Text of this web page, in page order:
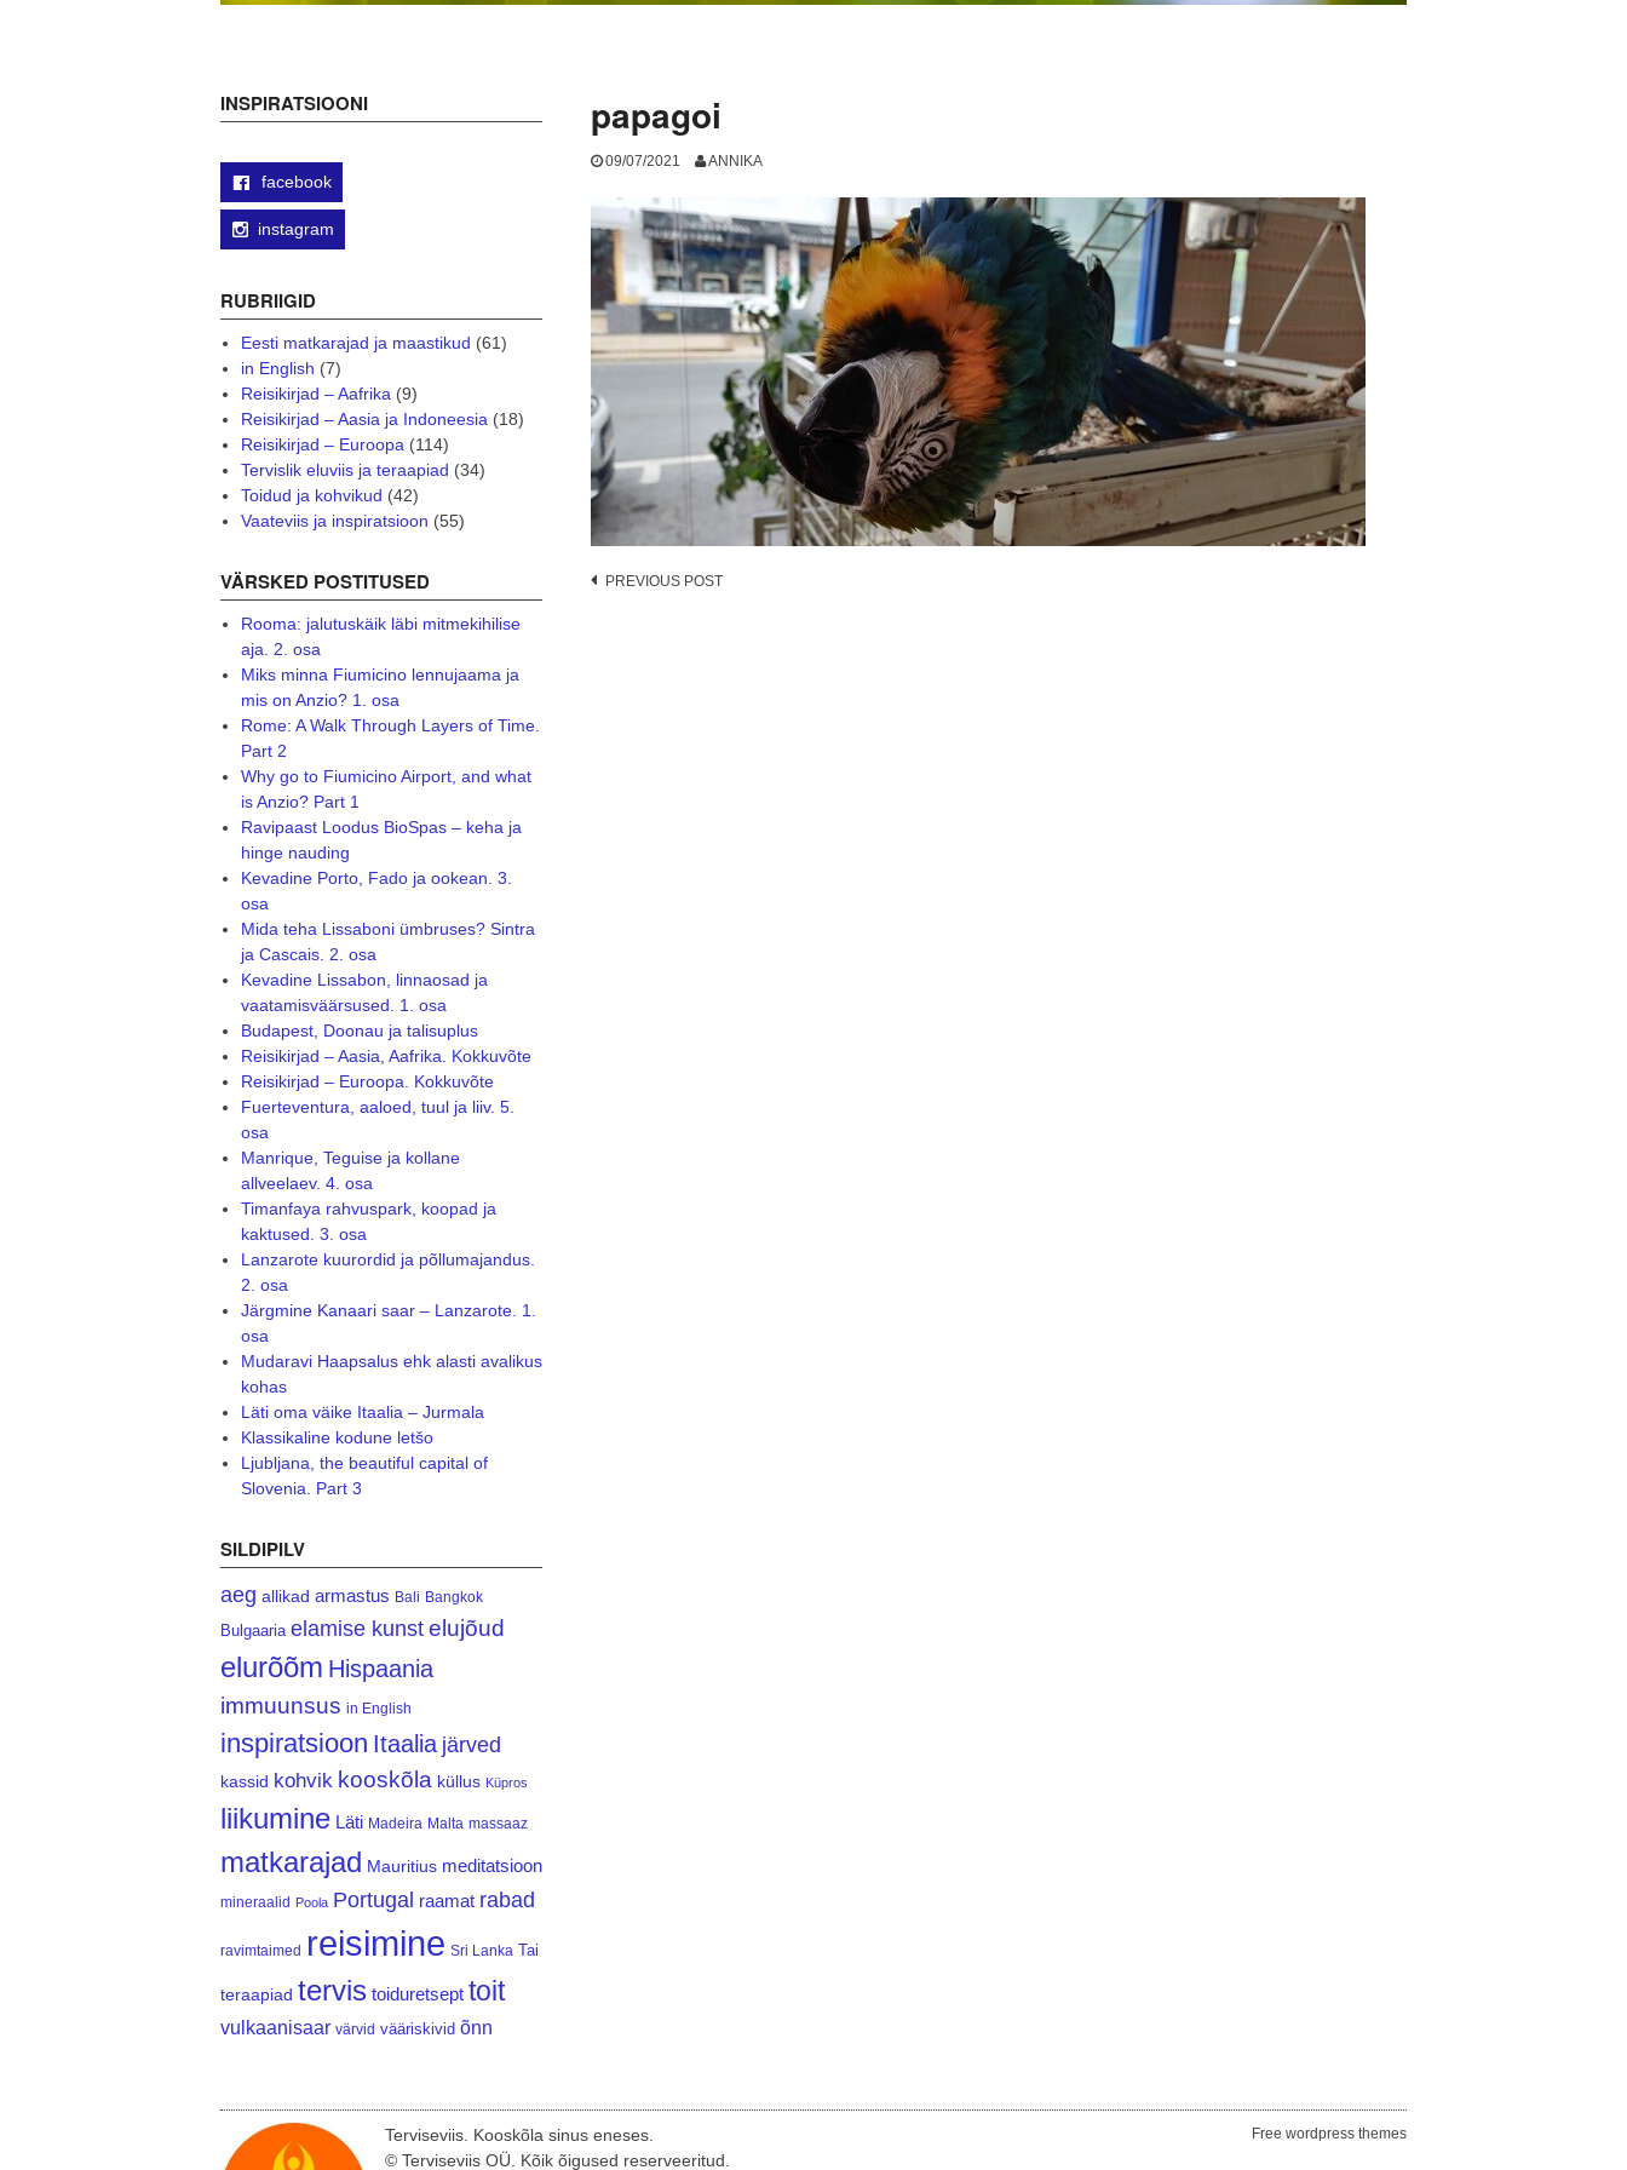
papagoi
09/07/2021 ANNIKA
Post
PREVIOUS POST
INSPIRATSIOONI
facebook
instagram
RUBRIIGID
Eesti matkarajad ja maastikud (61)
in English (7)
Reisikirjad – Aafrika(9)
Reisikirjad – Aasia ja Indoneesia(18)
Reisikirjad – Euroopa(114)
Tervislik eluviis ja teraapiad (34)
Toidud ja kohvikud (42)
Vaateviis ja inspiratsioon (55)
VÄRSKED POSTITUSED
Rooma: jalutuskäik läbi mitmekihilise
aja. 2. osa
Miks minna Fiumicino lennujaama ja
mis on Anzio? 1. osa
Rome: A Walk Through Layers of Time.
Part 2
Why go to Fiumicino Airport, and what
is Anzio? Part 1
Ravipaast Loodus BioSpas – keha ja
hinge nauding
Kevadine Porto, Fado ja ookean. 3.
osa
Mida teha Lissaboni ümbruses? Sintra
ja Cascais. 2. osa
Kevadine Lissabon, linnaosad ja
vaatamisväärsused. 1. osa
Budapest, Doonau ja talisuplus
Reisikirjad – Aasia, Aafrika. Kokkuvõte
Reisikirjad – Euroopa. Kokkuvõte
Fuerteventura, aaloed, tuul ja liiv. 5.
osa
Manrique, Teguise ja kollane
allveelaev. 4. osa
Timanfaya rahvuspark, koopad ja
kaktused. 3. osa
Lanzarote kuurordid ja põllumajandus.
2. osa
Järgmine Kanaari saar – Lanzarote. 1.
osa
Mudaravi Haapsalus ehk alasti avalikus
kohas
Läti oma väike Itaalia – Jurmala
Klassikaline kodune letšo
Ljubljana, the beautiful capital of
Slovenia. Part 3
SILDIPILV
aeg allikad armastus Bali Bangkok
Bulgaaria elamise kunst elujõud
elurõõm Hispaania
immuunsus in English
inspiratsioon Itaalia järved
kassid kohvik kooskõla küllus Küpros
liikumine Läti Madeira Malta massaaz
matkarajad Mauritius meditatsioon
mineraalid Poola Portugal raamat rabad
ravimtaimed reisimine Sri Lanka Tai
teraapiad tervis toiduretsept toit
vulkaanisaar värvid vääriskivid õnn
Terviseviis. Kooskõla sinus eneses.
© Terviseviis OÜ. Kõik õigused reserveeritud.
Free wordpress themes